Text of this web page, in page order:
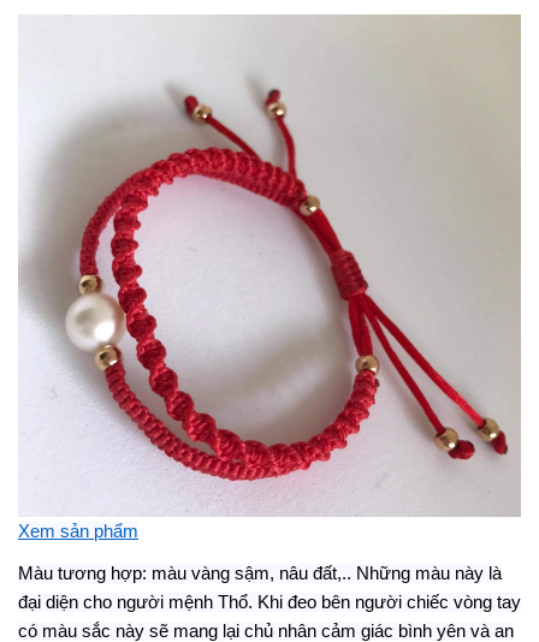
Xem sản phẩm
Màu tương hợp: màu vàng sậm, nâu đất,.. Những màu này là
đại diện cho người mệnh Thổ. Khi đeo bên người chiếc vòng tay
có màu sắc này sẽ mang lại chủ nhân cảm giác bình yên và an